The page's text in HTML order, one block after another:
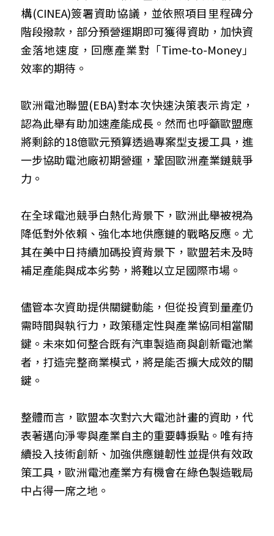
構(CINEA)簽署資助協議，並依照項目里程碑分
階段撥款，部分預營運期即可獲得資助，加快資
金落地速度，回應產業對「Time-to-Money」
效率的期待。
歐洲電池聯盟(EBA)對本次快速決策表示肯定，
認為此舉有助加速產能成長。然而也呼籲歐盟應
將剩餘的18億歐元預算透過專案型支援工具，進
一步協助電池廠初期營運，鞏固歐洲產業鏈競爭
力。
在全球電池競爭白熱化背景下，歐洲此舉被視為
降低對外依賴、強化本地供應鏈的戰略反應。尤
其在美中日持續加碼投資背景下，歐盟若未及時
補足產能與成本劣勢，將難以立足國際市場。
儘管本次資助提供關鍵動能，但從投資到量產仍
需時間與執行力，政策穩定性與產業協同相當關
鍵。未來如何整合既有汽車製造商與創新電池業
者，打造完整商業模式，將是能否擴大成效的關
鍵。
整體而言，歐盟本次對六大電池計畫的資助，代
表著邁向淨零與產業自主的重要轉捩點。唯有持
續投入技術創新、加強供應鏈韌性並提供有效政
策工具，歐洲電池產業方有機會在綠色製造戰局
中占得一席之地。